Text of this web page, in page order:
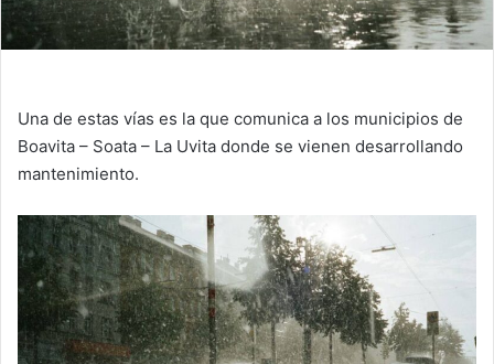
Una de estas vías es la que comunica a los municipios de
Boavita – Soata – La Uvita donde se vienen desarrollando
mantenimiento.